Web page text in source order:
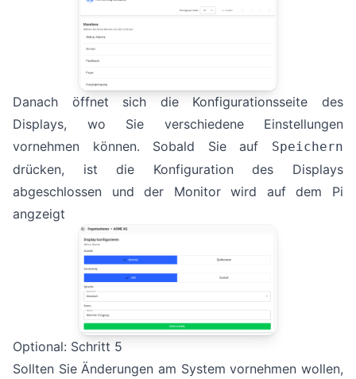
Danach öffnet sich die Konfigurationsseite des
Displays, wo Sie verschiedene Einstellungen
vornehmen können. Sobald Sie auf Speichern
drücken, ist die Konfiguration des Displays
abgeschlossen und der Monitor wird auf dem Pi
angzeigt
Optional: Schritt 5
Sollten Sie Änderungen am System vornehmen wollen,